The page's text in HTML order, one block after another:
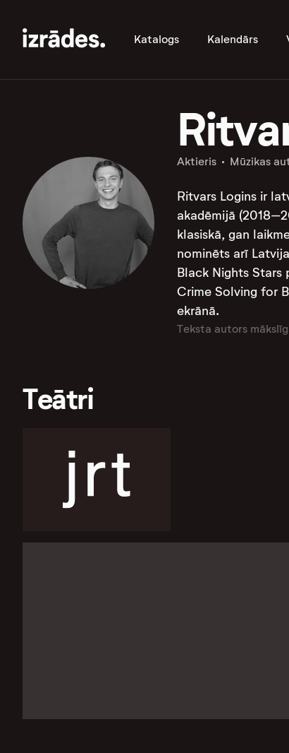
Katalogs Kalendārs
Aktieris Mūzikas
Ritvars Logins ir
akadēmijā
klasiskā, gan
nominēts arī
Black Nights Stars
Crime Solving for
ekrānā.
Teksta autors
Teātri